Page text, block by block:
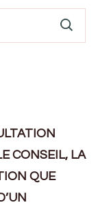
CONSEIL, LA
QUE